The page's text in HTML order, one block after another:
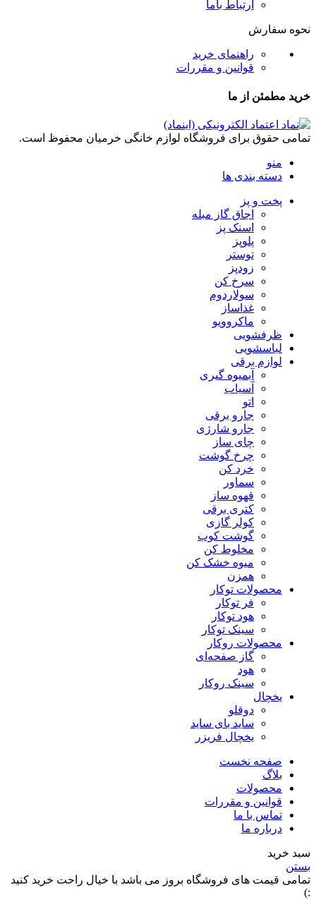
ارتباط باما
نحوه سفارش
راهنمای خرید
قوانین و مقررات
خرید مطمئن از ما
تمامی حقوق برای فروشگاه لوازم خانگی خرمیان محفوظ است.
منو
دسته بندی ها
پخت و پز
اجاق گاز مبله
اسنک پز
پلوپز
توستر
زودپز
سرخ کن
سولاردوم
غذاساز
ماکروویو
ظرفشویی
لباسشویی
لوازم برقی
آبمیوه گیری
آسیاب
اتو
جارو برقی
جارو شارژی
چای ساز
چرخ گوشت
خرد کن
سماور
قهوه ساز
کتری برقی
کولر گازی
گوشت کوب
مخلوط کن
میوه خشک کن
همزن
محصولات توکار
فر توکار
هود توکار
سینک توکار
محصولات روکار
گاز صفحه‌ای
هود
سینک روکار
یخچال
دوقلو
ساید بای ساید
یخچال فریزر
صفحه نخست
بلاگ
محصولات
قوانین و مقررات
تماس با ما
درباره ما
سبد خرید
بستن
تمامی قیمت های فروشگاه بروز می باشد با خیال راحت خرید کنید
:)